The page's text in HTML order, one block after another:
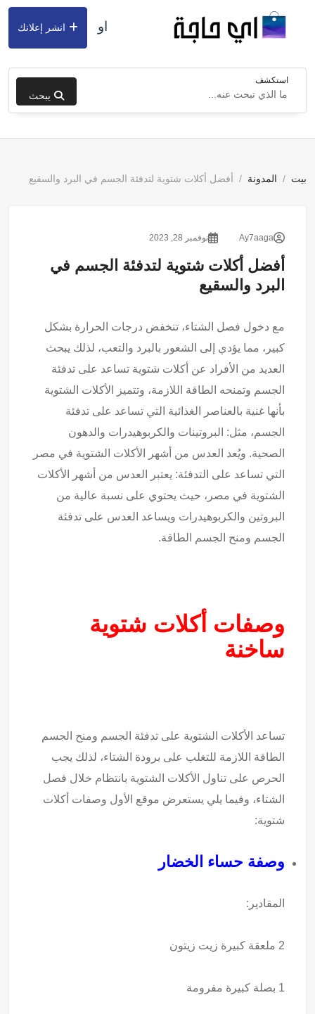
استكشف
يبحث
او انشر إعلانك
بيت المدونة أفضل أكلات شتوية لتدفئة الجسم في البرد والسقيع
Ay7aaga نوفمبر 28, 2023
أفضل أكلات شتوية لتدفئة الجسم في
البرد والسقيع
مع دخول فصل الشتاء، تنخفض درجات الحرارة بشكل
كبير، مما يؤدي إلى الشعور بالبرد والتعب، لذلك يبحث
العديد من الأفراد عن أكلات شتوية تساعد على تدفئة
الجسم وتمنحه الطاقة اللازمة، وتتميز الأكلات الشتوية
بأنها غنية بالعناصر الغذائية التي تساعد على تدفئة
الجسم، مثل: البروتينات والكربوهيدرات والدهون
الصحية. ويُعد العدس من أشهر الأكلات الشتوية في مصر
التي تساعد على التدفئة: يعتبر العدس من أشهر الأكلات
الشتوية في مصر، حيث يحتوي على نسبة عالية من
البروتين والكربوهيدرات ويساعد العدس على تدفئة
الجسم ومنح الجسم الطاقة.
وصفات أكلات شتوية
ساخنة
تساعد الأكلات الشتوية على تدفئة الجسم ومنح الجسم
الطاقة اللازمة للتغلب على برودة الشتاء، لذلك يجب
الحرص على تناول الأكلات الشتوية بانتظام خلال فصل
الشتاء، وفيما يلي يستعرض موقع الأول وصفات أكلات
شتوية:
وصفة حساء الخضار
المقادير:
2 ملعقة كبيرة زيت زيتون
1 بصلة كبيرة مفرومة